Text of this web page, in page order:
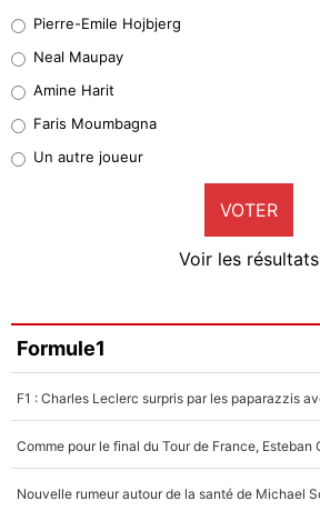
5%
1%
9%
Faris Moumbagna
5%
Un autre joueur
5%
Pierre-Emile Hojbjerg
Neal Maupay
Amine Harit
Faris Moumbagna
Un autre joueur
VOTER
Voir les résultats
Formule1